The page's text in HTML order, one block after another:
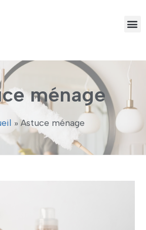
ménage
»Astuce ménage